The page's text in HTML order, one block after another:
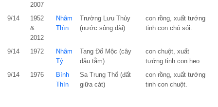
2007
9/14
1952
&
2012
Nhâm
Thìn
Trường Lưu Thủy
(nước sông dài)
con rồng, xuất tướng
tinh con chó sói.
9/14 1972
Nhâm
Tý
Tang Đố Mộc (cây
dâu tằm)
con chuột, xuất
tướng tinh con heo.
9/14
1976
Bính
Thìn
Sa Trung Thổ (đất
giữa cát)
con rồng, xuất tướng
tinh con chuột.